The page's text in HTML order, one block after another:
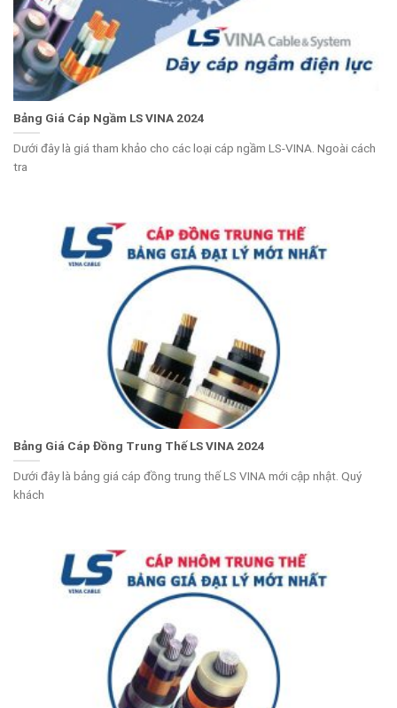
Bảng Giá Cáp Ngầm LS VINA 2024
Dưới đây là giá tham khảo cho các loại cáp ngầm LS-VINA. Ngoài cách
tra
Bảng Giá Cáp Đồng Trung Thế LS VINA 2024
Dưới đây là bảng giá cáp đồng trung thế LS VINA mới cập nhật. Quý
khách